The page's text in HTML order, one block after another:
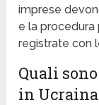
imprese
e la procedura
registrate con
Quali
in